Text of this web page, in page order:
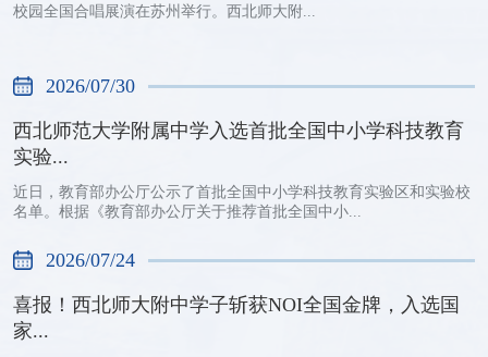
校园全国合唱展演在苏州举行。西北师大附...
2026/07/30
西北师范大学附属中学入选首批全国中小学科技教育
实验...
近日，教育部办公厅公示了首批全国中小学科技教育实验区和实验校
名单。根据《教育部办公厅关于推荐首批全国中小...
2026/07/24
喜报！西北师大附中学子斩获NOI全国金牌，入选国
家...